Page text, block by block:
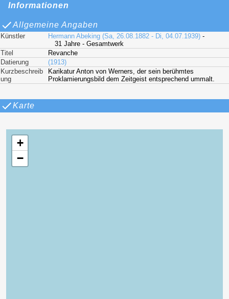
Informationen
Allgemeine Angaben
Künstler Hermann Abeking (Sa, 26.08.1882 - Di, 04.07.1939) -
31 Jahre - Gesamtwerk
Titel
Revanche
Datierung
(1913)
Kurzbeschreib
ung
Karikatur Anton von Werners, der sein berühmtes
Proklamierungsbild dem Zeitgeist entsprechend ummalt.
Karte
+
−